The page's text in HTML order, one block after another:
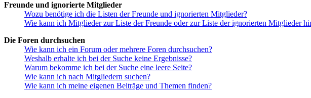
Freunde und ignorierte Mitglieder
Wozu benötige ich die Listen der Freunde und ignorierten Mitglieder?
Wie kann ich Mitglieder zur Liste der Freunde oder zur Liste der ignorierten Mitglieder
Die Foren durchsuchen
Wie kann ich ein Forum oder mehrere Foren durchsuchen?
Weshalb erhalte ich bei der Suche keine Ergebnisse?
Warum bekomme ich bei der Suche eine leere Seite?
Wie kann ich nach Mitgliedern suchen?
Wie kann ich meine eigenen Beiträge und Themen finden?